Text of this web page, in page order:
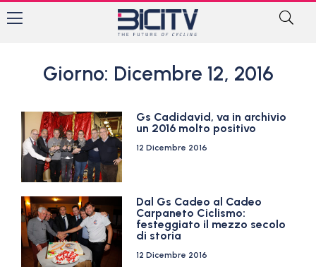
Giorno: Dicembre 12, 2016
Gs Cadidavid, va in archivio
un 2016 molto positivo
12 Dicembre 2016
Dal Gs Cadeo al Cadeo
Carpaneto Ciclismo:
festeggiato il mezzo secolo
di storia
12 Dicembre 2016